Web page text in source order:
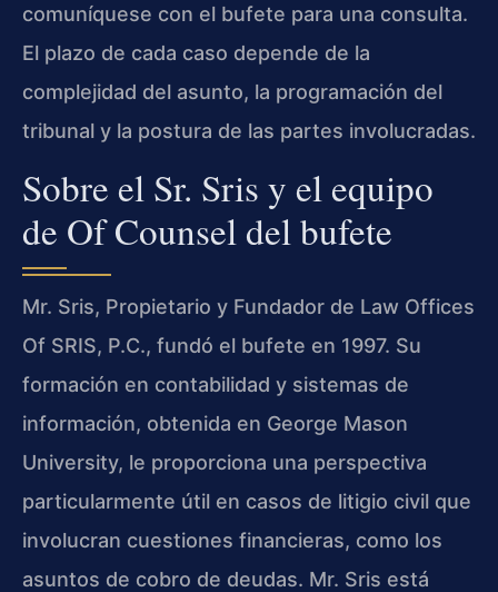
comuníquese con el bufete para una consulta.
El plazo de cada caso depende de la
complejidad del asunto, la programación del
tribunal y la postura de las partes involucradas.
Sobre el Sr. Sris y el equipo
de Of Counsel del bufete
Mr. Sris, Propietario y Fundador de Law Offices
Of SRIS, P.C., fundó el bufete en 1997. Su
formación en contabilidad y sistemas de
información, obtenida en George Mason
University, le proporciona una perspectiva
particularmente útil en casos de litigio civil que
involucran cuestiones financieras, como los
asuntos de cobro de deudas. Mr. Sris está